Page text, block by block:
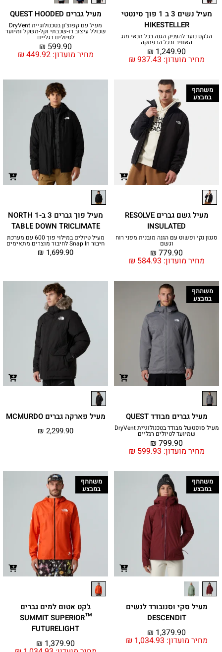
מעיל נשים 3 ב 1 פוך סינטטי
HIKESTELLER
הג'קט נועד להעניק הגנה בכל תנאי מזג
האוויר ובכל הרפתקה
מחיר מועדון: ₪ 937.43
₪ 1,249.90
מעיל גברים QUEST HOODED
מעיל עם קפוצ'ון בטכנולוגיית DryVent
שכולל עיצוב דו-שכבתי וקל-משקל ומיועד
לטיולים רגליים
מחיר מועדון: ₪ 449.92
₪ 599.90
משתתף
במבצע
מעיל גשם גברים RESOLVE
INSULATED
סגנון נקי ופשוט עם הגנה מובנית מפני רוח
וגשם
מחיר מועדון: ₪ 584.93
₪ 779.90
מעיל פוך גברים 3 ב-1 NORTH
TABLE DOWN TRICLIMATE
מעיל טיולים במילוי פוך 600 עם מערכת
חיבור Snap In לחיבור מוצרים מתאימים
₪ 1,699.90
משתתף
במבצע
מעיל גברים מבודד QUEST
מעיל סופטשל מבודד בטכנולוגיית DryVent
שמיועד לטיולים רגליים
מחיר מועדון: ₪ 599.93
₪ 799.90
מעיל פארקה גברים MCMURDO
₪ 2,299.90
משתתף
במבצע
מעיל סקי וסנובורד לנשים
DESCENDIT
מחיר מועדון: ₪ 1,034.93
₪ 1,379.90
משתתף
במבצע
ג'קט אטום למים גברים
™SUMMIT SUPERIOR
FUTURELIGHT
₪ 1,379.90